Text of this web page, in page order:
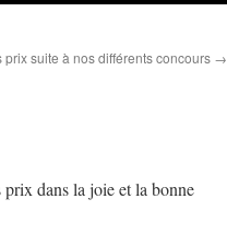
prix suite à nos différents concours →
prix dans la joie et la bonne